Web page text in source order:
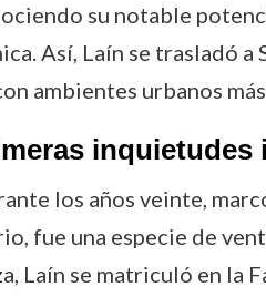
su notable
Así, Laín se trasladó
ambientes urbanos
inquietudes
los años veinte,
fue una especie de
Laín se matriculó en